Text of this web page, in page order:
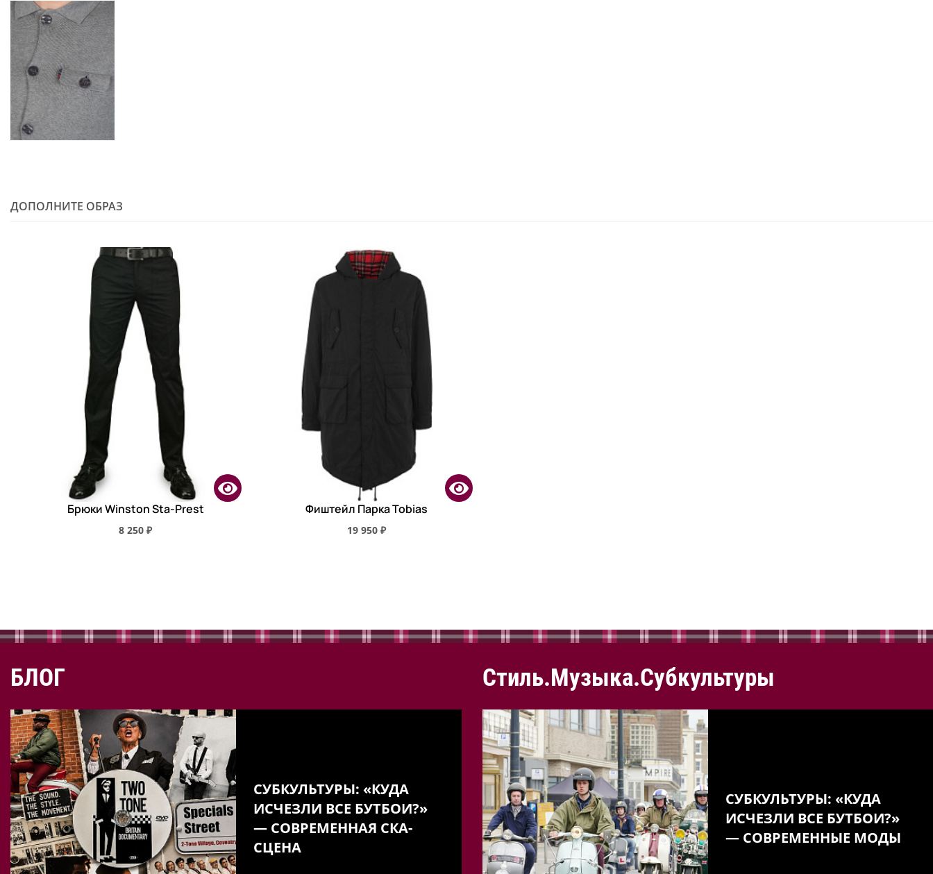
ДОПОЛНИТЕ ОБРАЗ
Брюки Winston Sta-Prest
8 250 ₽
Фиштейл Парка Tobias
19 950 ₽
БЛОГ
СУБКУЛЬТУРЫ: «КУДА
ИСЧЕЗЛИ ВСЕ БУТБОИ?»
— СОВРЕМЕННАЯ СКА-
СЦЕНА
Стиль.Музыка.Субкультуры
СУБКУЛЬТУРЫ: «КУДА
ИСЧЕЗЛИ ВСЕ БУТБОИ?»
— СОВРЕМЕННЫЕ МОДЫ